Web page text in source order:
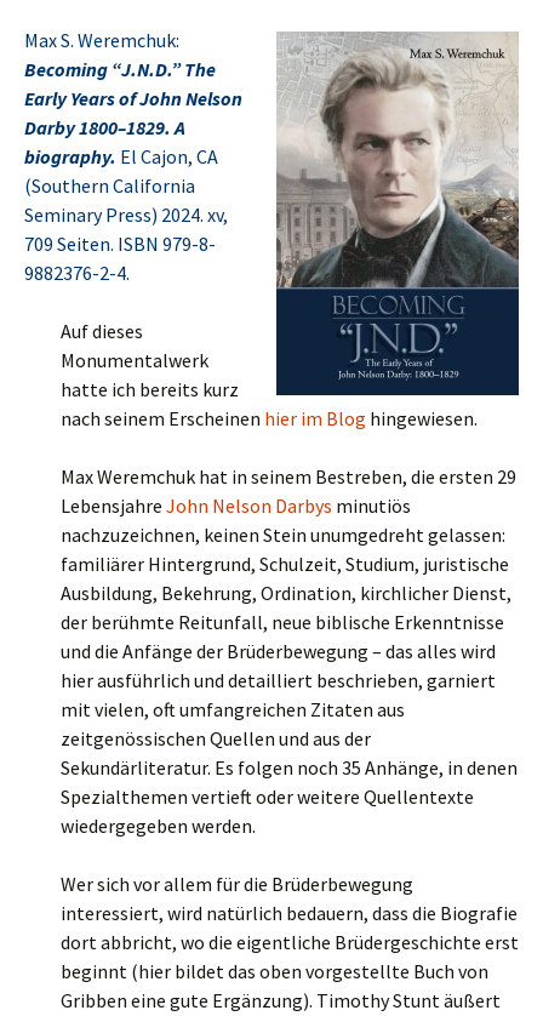
Max S. Weremchuk:
Becoming “J.N.D.” The
Early Years of John Nelson
Darby 1800–1829. A
biography. El Cajon, CA
(Southern California
Seminary Press) 2024. xv,
709 Seiten. ISBN 979-8-
9882376-2-4.
Auf dieses
Monumentalwerk
hatte ich bereits kurz
nach seinem Erscheinen hier im Blog hingewiesen.
Max Weremchuk hat in seinem Bestreben, die ersten 29
Lebensjahre John Nelson Darbys minutiös
nachzuzeichnen, keinen Stein unumgedreht gelassen:
familiärer Hintergrund, Schulzeit, Studium, juristische
Ausbildung, Bekehrung, Ordination, kirchlicher Dienst,
der berühmte Reitunfall, neue biblische Erkenntnisse
und die Anfänge der Brüderbewegung – das alles wird
hier ausführlich und detailliert beschrieben, garniert
mit vielen, oft umfangreichen Zitaten aus
zeitgenössischen Quellen und aus der
Sekundärliteratur. Es folgen noch 35 Anhänge, in denen
Spezialthemen vertieft oder weitere Quellentexte
wiedergegeben werden.
Wer sich vor allem für die Brüderbewegung
interessiert, wird natürlich bedauern, dass die Biografie
dort abbricht, wo die eigentliche Brüdergeschichte erst
beginnt (hier bildet das oben vorgestellte Buch von
Gribben eine gute Ergänzung). Timothy Stunt äußert